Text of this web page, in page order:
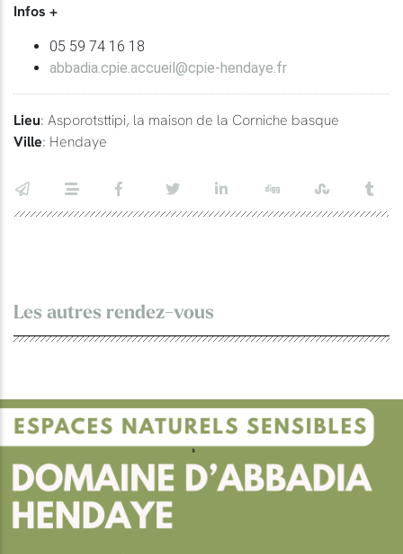
Infos +
05 59 74 16 18
abbadia.cpie.accueil@cpie-hendaye.fr
Lieu: Asporotsttipi, la maison de la Corniche basque
Ville: Hendaye
Les autres rendez-vous